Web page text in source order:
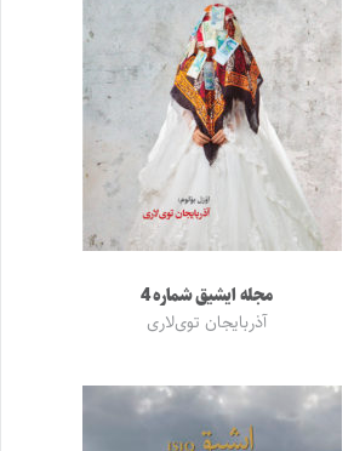
مجله ایشیق شماره 4
آذربایجان توی‌لاری